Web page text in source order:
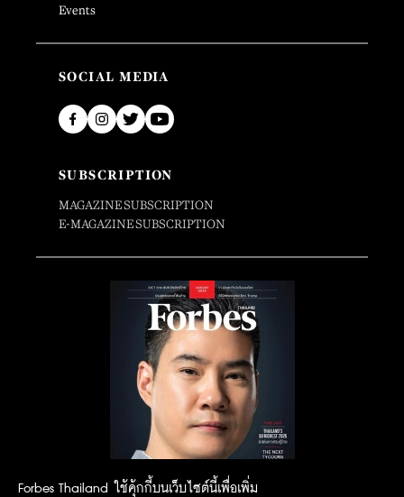
Forbes Thailand ใช้คุ้กกี้บนเว็บไซต์นี้เพื่อเพิ่ม
Events
SOCIAL MEDIA
SUBSCRIPTION
MAGAZINE SUBSCRIPTION
E-MAGAZINE SUBSCRIPTION